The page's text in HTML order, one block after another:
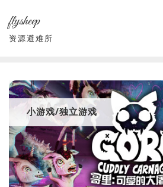
content
flysheep
资源避难所
小游戏/独立游戏